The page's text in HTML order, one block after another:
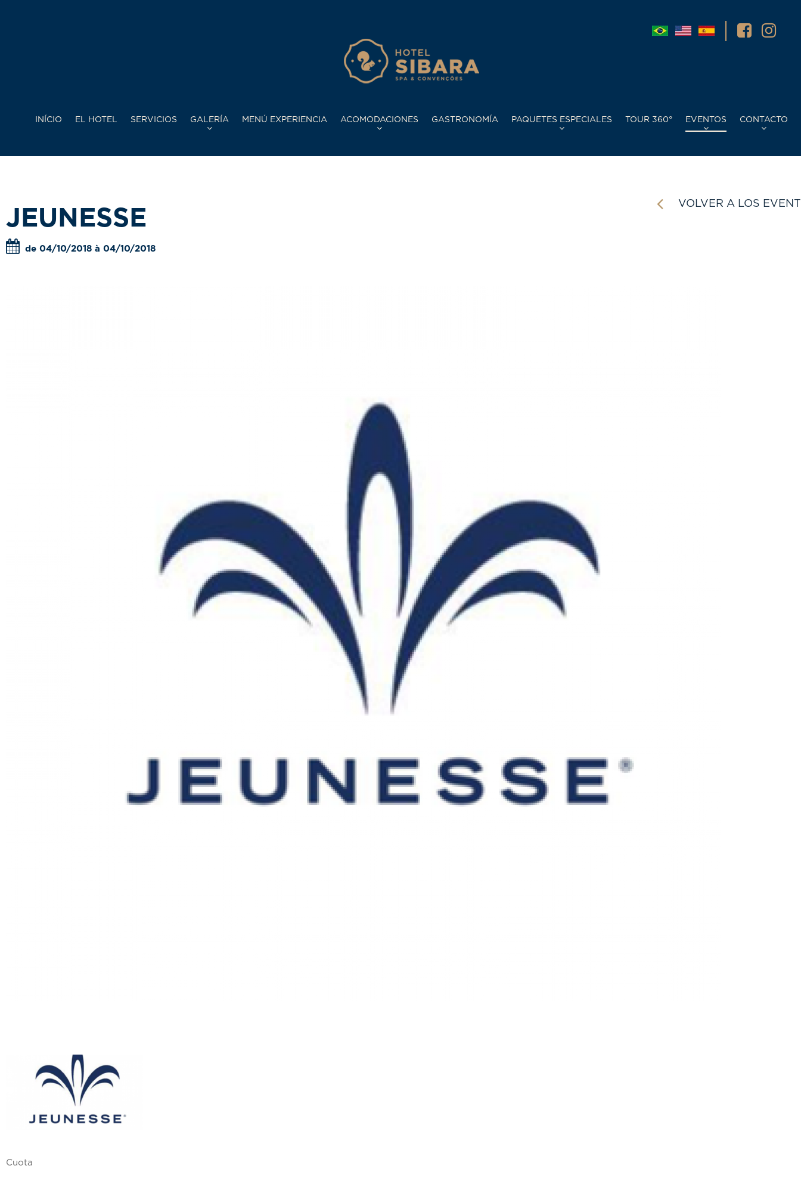
INÍCIO EL HOTEL SERVICIOS GALERÍA MENÚ EXPERIENCIA ACOMODACIONES GASTRONOMÍA PAQUETES ESPECIALES TOUR 360° EVENTOS CONTACTO
VOLVER A LOS
JEUNESSE
de 04/10/2018 à 04/10/2018
Cuota